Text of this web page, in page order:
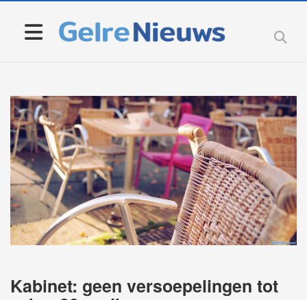
Kabinet: geen versoepelingen tot